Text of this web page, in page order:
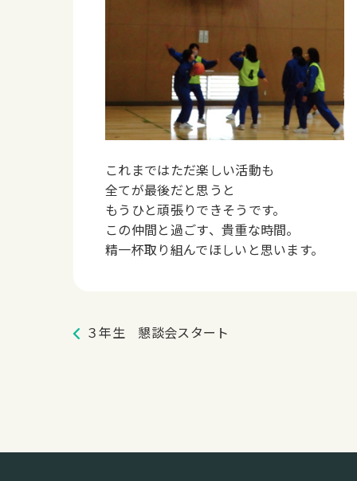
これまではただ楽しい活動も
全てが最後だと思うと
もうひと頑張りできそうです。
この仲間と過ごす、貴重な時間。
精一杯取り組んでほしいと思います。
３年生 懇談会スタート